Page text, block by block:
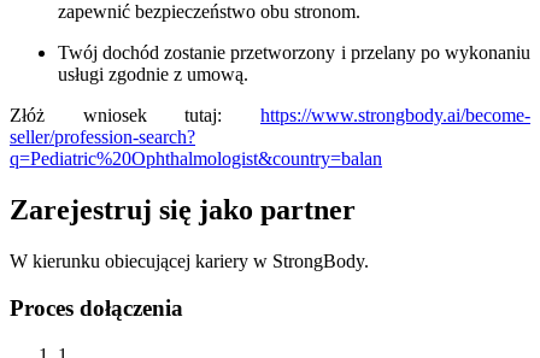
zapewnić bezpieczeństwo obu stronom.
Twój dochód zostanie przetworzony i przelany po wykonaniu
usługi zgodnie z umową.
Złóż wniosek tutaj: https://www.strongbody.ai/become-
seller/profession-search?
q=Pediatric%20Ophthalmologist&country=balan
Zarejestruj się jako partner
W kierunku obiecującej kariery w StrongBody.
Proces dołączenia